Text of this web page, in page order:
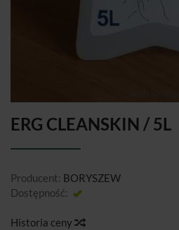
ERG CLEANSKIN / 5L
Producent: BORYSZEW
Dostępność:
Historia ceny